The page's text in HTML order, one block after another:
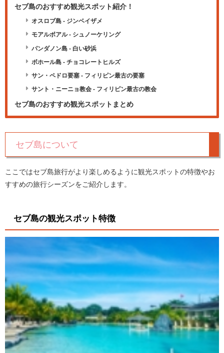
セブ島のおすすめ観光スポット紹介！
オスロブ島 - ジンベイザメ
モアルボアル - シュノーケリング
パンダノン島 - 白い砂浜
ボホール島 - チョコレートヒルズ
サン・ペドロ要塞 - フィリピン最古の要塞
サント・ニーニョ教会 - フィリピン最古の教会
セブ島のおすすめ観光スポットまとめ
セブ島について
ここではセブ島旅行がより楽しめるように観光スポットの特徴やお
すすめの旅行シーズンをご紹介します。
セブ島の観光スポット特徴